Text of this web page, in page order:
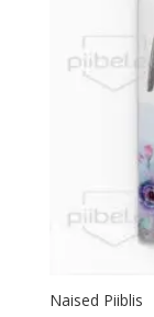
Naised Piiblis